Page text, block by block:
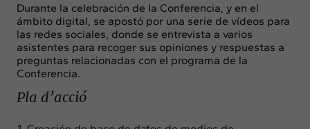
Durante la celebración de la Conferencia, y en el
ámbito digital, se apostó por una serie de vídeos para
las redes sociales, donde se entrevista a varios
asistentes para recoger sus opiniones y respuestas a
preguntas relacionadas con el programa de la
Conferencia.
Pla d’acció